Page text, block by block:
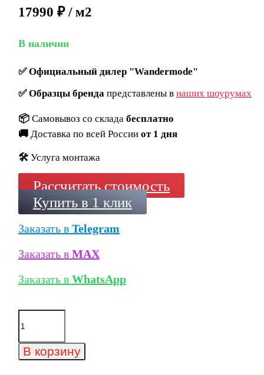
17990 ₽ / м2
В наличии
✅Официальный дилер "Wandermode"
✅Образцы брендапредставлены в наших шоурумах
📦 Самовывоз со склада бесплатно
🚚 Доставка по всей России от 1 дня
🛠️ Услуга монтажа
Рассчитать стоимость
Купить в 1 клик
Заказать в Telegram
Заказать в MAX
Заказать в WhatsApp
Количество
товара
кирпич
Wandermode
В корзину